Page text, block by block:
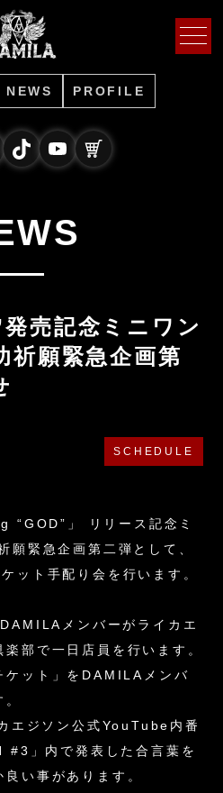
NEWS PROFILE
売記念ミニワン
祈願緊急企画第
SCHEDULE
」 リリース記念ミ
願緊急企画第二弾として、
ット手配り会を行います。
メンバーがライカエ
部で一日店員を行います。
ケット」をDAMILAメンバ
エジソン公式YouTube内番
」内で発表した合言葉を
い事があります。